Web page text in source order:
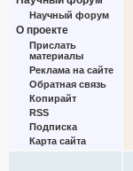
Научный форум
О проекте
Прислать
материалы
Реклама на сайте
Обратная связь
Копирайт
RSS
Подписка
Карта сайта